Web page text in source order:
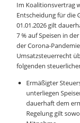
Im Koalitionsvertrag
Entscheidung für die
01.01.2026 gilt
7 % auf Speisen in
der Corona-
Umsatzsteuerrecht
folgenden
Ermäßigter
unterliegen
dauerhaft dem
Regelung gilt